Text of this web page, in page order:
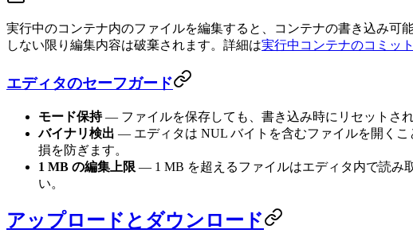
実行中のコンテナ内のファイルを編集すると、コンテナの書き込み可
しない限り編集内容は破棄されます。詳細は実行中コンテナのコミット
エディタのセーフガード
モード保持— ファイルを保存しても、書き込み時にリセットさ
バイナリ検出 — エディタは NUL バイトを含むファイルを開く
損を防ぎます。
1 MB の編集上限 — 1 MB を超えるファイルはエディタ内で読み
い。
アップロードとダウンロード